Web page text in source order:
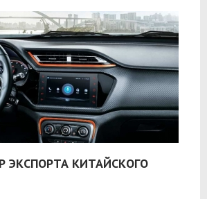
ЭКСПОРТА КИТАЙСКОГО